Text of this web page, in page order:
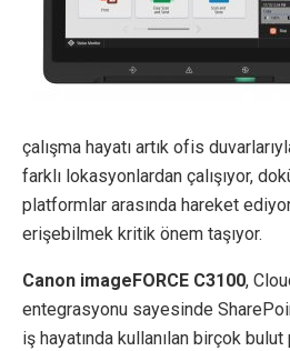
çalışma hayatı artık ofis
farklı lokasyonlardan çalışıyor,
platformlar arasında hareket
erişebilmek kritik önem taşıyor.
Canon imageFORCE C3100,
entegrasyonu sayesinde
iş hayatında kullanılan birçok